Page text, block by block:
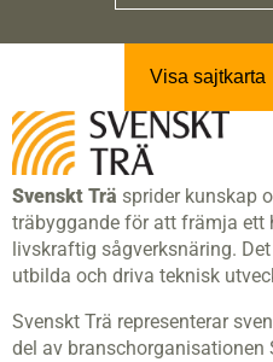
Visa sajtkarta
Svenskt Trä sprider kunskap
träbyggande för att främja ett
livskraftig sågverksnäring.
utbilda och driva teknisk
Svenskt Trä representerar
del av branschorganisationen